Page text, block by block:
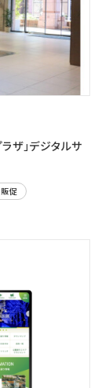
ザ」デジタルサ
促